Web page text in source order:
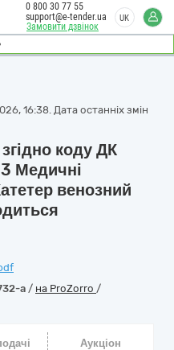
Замовити дзвінок
0 800 30 77 55
support@e-tender.ua
UK
16:38. Дата останніх змін
коду ДК
Медичні
венозний
a / на ProZorro /
Аукціон